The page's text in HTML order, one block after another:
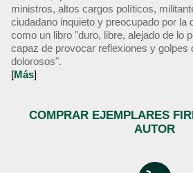
ministros, altos cargos políticos,
ciudadano inquieto y preocupado por la
como un libro "duro, libre, alejado de lo
capaz de provocar reflexiones y golpes
dolorosos".
[Más]
COMPRAR EJEMPLARES
AUTOR